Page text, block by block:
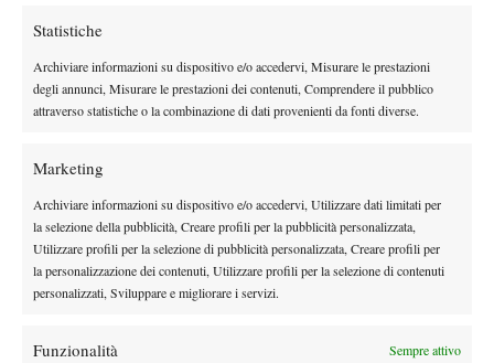
Statistiche
Archiviare informazioni su dispositivo e/o accedervi, Misurare le prestazioni
degli annunci, Misurare le prestazioni dei contenuti, Comprendere il pubblico
attraverso statistiche o la combinazione di dati provenienti da fonti diverse.
Marketing
Archiviare informazioni su dispositivo e/o accedervi, Utilizzare dati limitati per
la selezione della pubblicità, Creare profili per la pubblicità personalizzata,
Utilizzare profili per la selezione di pubblicità personalizzata, Creare profili per
la personalizzazione dei contenuti, Utilizzare profili per la selezione di contenuti
personalizzati, Sviluppare e migliorare i servizi.
Funzionalità Sempre attivo
frequenti, in quello maschile i big del momento hanno lasciato
generalmente meno spazio all’alternanza.
DI TENDENZA
News
Masters 1000 Montreal 2026: programma,